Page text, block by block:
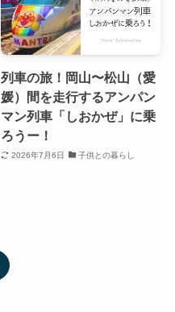
列車の旅！岡山〜松山（愛
媛）間を走行するアンパン
マン列車「しおかぜ」に乗
ろうー！
2026年7月6日 子供との暮らし